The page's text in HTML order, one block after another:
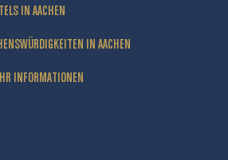
IN AACHEN
IN AACHEN
INFORMATIONEN